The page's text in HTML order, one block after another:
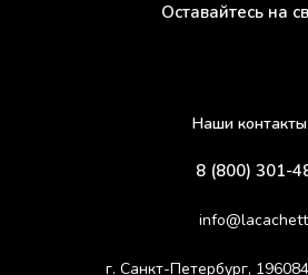
Оставайтесь на
Наши контакты
8 (800) 301-
г. Санкт-Петербург,